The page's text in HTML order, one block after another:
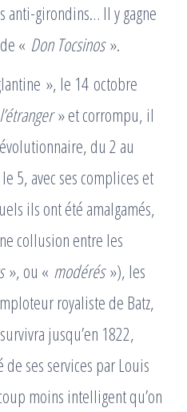
anti-girondins… Il y gagne
« Don Tocsinos».
», le 14 octobre
» et corrompu, il
du 2 au
5, avec ses complices et
ils ont été amalgamés,
collusion entre les
», ou « modérés»), les
royaliste de Batz,
jusqu’en 1822,
ses services par Louis
moins intelligent qu’on